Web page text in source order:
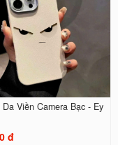
Viền Camera Bạc - Ey
đ